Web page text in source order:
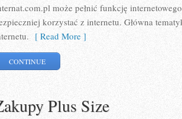
może pełnić funkcję
korzystać z internetu. Główna
[ Read More ]
CONTINUE
Plus Size